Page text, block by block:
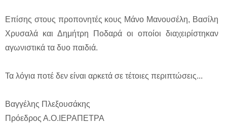
Επίσης στους προπονητές κους Μάνο Μανουσέλη, Βασίλη
Χρυσαλά και Δημήτρη Ποδαρά οι οποίοι διαχειρίστηκαν
αγωνιστικά τα δυο παιδιά.
Τα λόγια ποτέ δεν είναι αρκετά σε τέτοιες περιπτώσεις...
Βαγγέλης Πλεξουσάκης
Πρόεδρος Α.Ο.ΙΕΡΑΠΕΤΡΑ